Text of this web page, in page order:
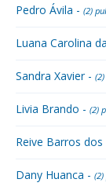
Pedro Ávila - (2)
Luana Carolina
Sandra Xavier -
Livia Brando - (2)
Reive Barros dos
Dany Huanca -